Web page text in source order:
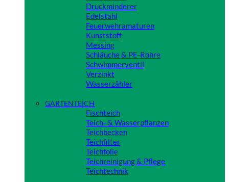
Druckminderer
Edelstahl
Feuerwehramaturen
Kunststoff
Messing
Schläuche & PE-Rohre
Schwimmerventil
Verzinkt
Wasserzähler
GARTENTEICH
Fischteich
Teich- & Wasserpflanzen
Teichbecken
Teichfilter
Teichfolie
Teichreinigung & Pflege
Teichtechnik